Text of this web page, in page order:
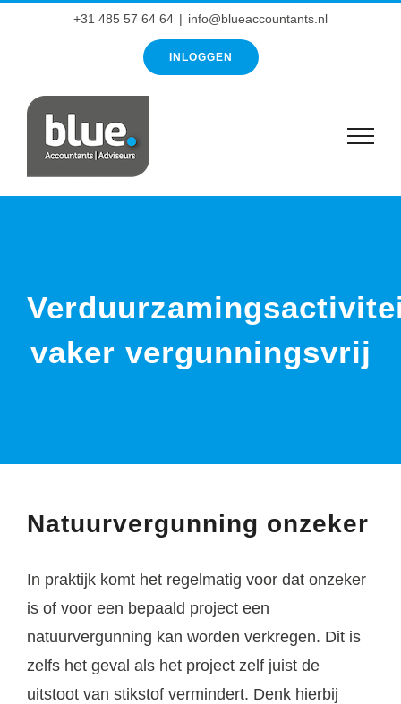
+31 485 57 64 64 | info@blueaccountants.nl
INLOGGEN
vaker vergunningsvrij
Natuurvergunning onzeker
In praktijk komt het regelmatig voor dat onzeker
is of voor een bepaald project een
natuurvergunning kan worden verkregen. Dit is
zelfs het geval als het project zelf juist de
uitstoot van stikstof vermindert. Denk hierbij